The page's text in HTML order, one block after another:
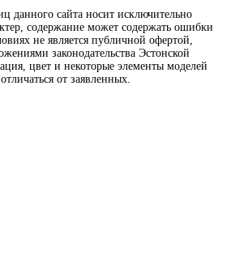
данного сайта носит исключительно
содержание может содержать ошибки
не является публичной офертой,
законодательства Эстонской
цвет и некоторые элементы моделей
от заявленных.